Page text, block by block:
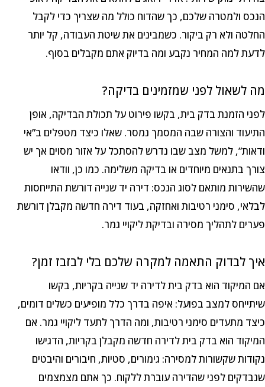
הנכס ולמטרה שלכם, כך שהדוח כולל מה שצריך כדי לקבל
החלטה ולא רק ביקור. כשמבינים את שיטת העבודה, קל יותר
לדעת למה המחיר נקבע ומה בדיוק אתם מקבלים בסוף.
מה לשאול לפני שמזמינים בדיקה?
לפני הזמנת בדק בית, בקשו פירוט על תכולת הבדיקה, אופן
התיעוד והצורה שבה המסמך נמסר. שאלו כיצד מטפלים ב”אי
ודאות”, למשל מצב שבו נדרש להסתכל על אזור מסוים אך יש
צורך בתנאים מיוחדים או בדיקה משלימה. כמו כן, וודאו
שהשירות מותאם לסוג הנכס: דירה יד שנייה דורשת התייחסות
לבלאי, סימני רטיבות ואחזקה, בעוד דירה חדשה מקבלן דורשת
פערים לתהליך מסירה ובדיקת ליקויי גמר.
איך לבדוק התאמה למקרה שלכם בלי לבזבז זמן?
אם המיקוד הוא בדק בית לדירה יד שנייה בקריות, בקשו
שיתייחס למצב בפועל: איפה בדרך כלל מופיעים כשלים דומים,
כיצד מתעדים סימני רטיבות, ומה הדרך לתעד ליקויי גמר. אם
המיקוד הוא בדק בית לדירה חדשה מקבלן בקריות, הדגישו
נקודות שקשורות למסירה: גימורים, סטיות, חיבורים והיבטים
שנבדקים לפני שהדירה עוברת ללקוח. כך אתם מצמצמים